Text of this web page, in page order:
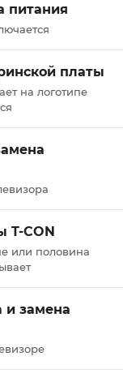
питания
платы
на логотипе
T-CON
или половина
и замена